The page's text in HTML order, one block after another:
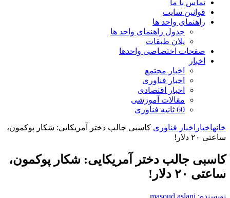
تماس با ما
قوانین سایت
راهنمای واحد ها
جدول راهنمای واحد ها
پلان طبقات
صفحات اختصاصی واحدها
اخبار
اخبار مجتمع
اخبار فناوری
اخبار اقتصادی
مقالات آموزشی
60 ثانیه فناوری
خانهاخبار اخبار فناوری کاسبی جالب دختر آمریکایی: شکار پوکمون،
ساعتی ۲۰ دلار!
کاسبی جالب دختر آمریکایی: شکار پوکمون،
ساعتی ۲۰ دلار!
نویسنده: masoud aslani